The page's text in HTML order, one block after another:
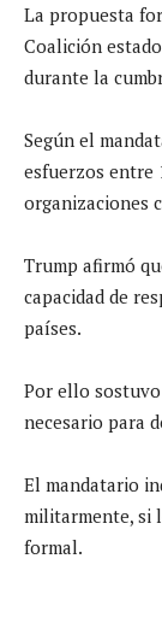
La propuesta
Coalición
durante la
Según el
esfuerzos entre
organizaciones
Trump afirmó
capacidad de
países.
Por ello
necesario para
El mandatario
militarmente, si
formal.